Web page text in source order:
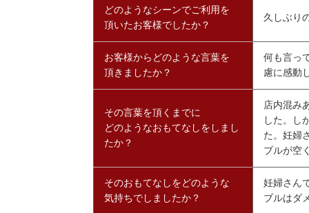
どのようなシーンでご利用を
頂いたお客様でしたか？
久しぶり
お客様からどのような言葉を
頂きましたか？
何も言っ
慮に感動
その言葉を頂くまでに
どのようなおもてなしをしまし
たか？
店内混み
した。し
た。妊婦
ブルが空
そのおもてなしをどのような
気持ちでしましたか？
妊婦さん
ブルはダ